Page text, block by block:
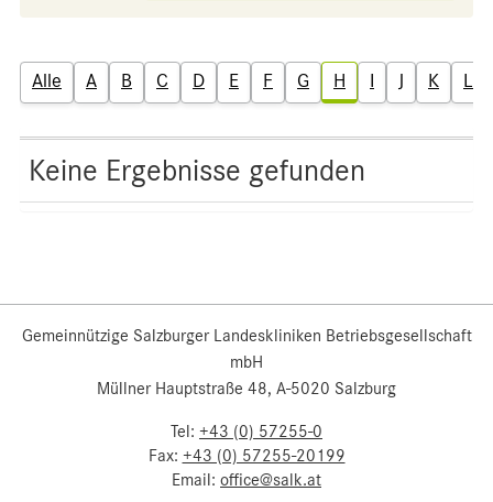
Alle A B C D E F G H I J K L
Keine Ergebnisse gefunden
Gemeinnützige Salzburger Landeskliniken Betriebsgesellschaft
mbH
Müllner Hauptstraße 48, A-5020 Salzburg
Tel: +43 (0) 57255-0
Fax: +43 (0) 57255-20199
Email: office@salk.at